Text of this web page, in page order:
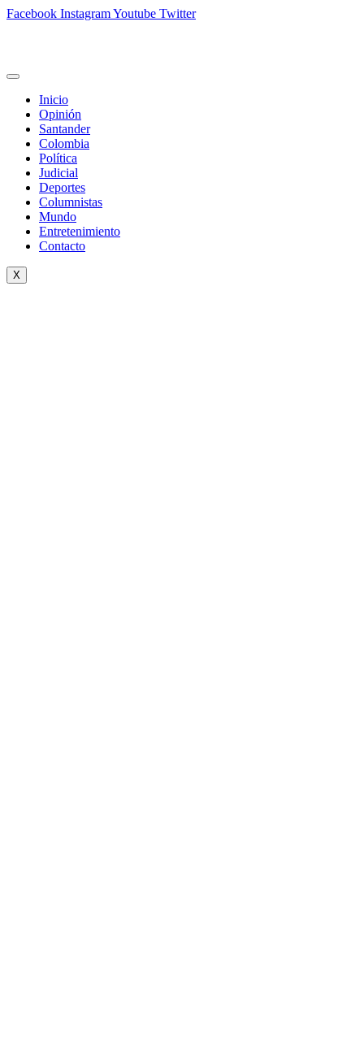
Facebook InstagramYoutube Twitter
Inicio
Opinión
Santander
Colombia
Política
Judicial
Deportes
Columnistas
Mundo
Entretenimiento
Contacto
X